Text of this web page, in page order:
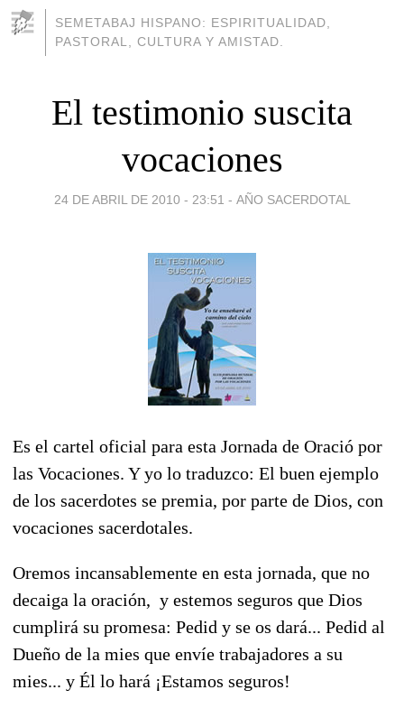
SEMETABAJ HISPANO: ESPIRITUALIDAD,
PASTORAL, CULTURA Y AMISTAD.
El testimonio suscita
vocaciones
24 DE ABRIL DE 2010 - 23:51 - AÑO SACERDOTAL
Es el cartel oficial para esta Jornada de Oració por
las Vocaciones. Y yo lo traduzco: El buen ejemplo
de los sacerdotes se premia, por parte de Dios, con
vocaciones sacerdotales.
Oremos incansablemente en esta jornada, que no
decaiga la oración, y estemos seguros que Dios
cumplirá su promesa: Pedid y se os dará... Pedid al
Dueño de la mies que envíe trabajadores a su
mies... y Él lo hará ¡Estamos seguros!